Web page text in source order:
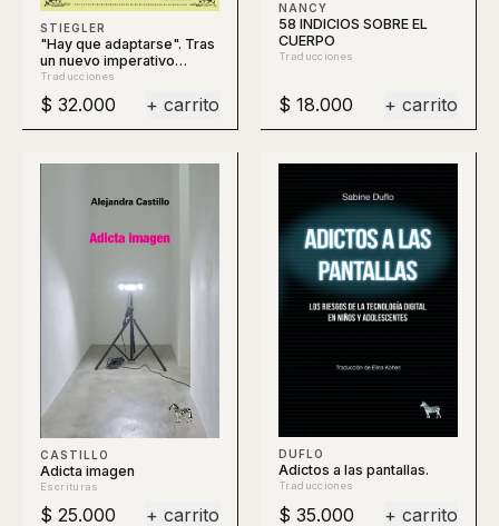
STIEGLER
"Hay que adaptarse". Tras
un nuevo imperativo
político
Traducciones
$ 32.000 + carrito
NANCY
58 INDICIOS SOBRE EL
CUERPO
Traducciones
$ 18.000 + carrito
CASTILLO
Adicta imagen
Escrituras
$ 25.000 + carrito
DUFLO
Adictos a las pantallas.
Traducciones
$ 35.000 + carrito